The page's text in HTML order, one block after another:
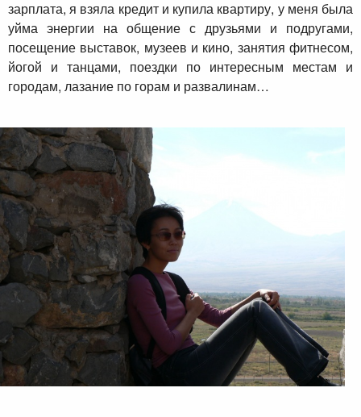
зарплата, я взяла кредит и купила квартиру, у меня была
уйма энергии на общение с друзьями и подругами,
посещение выставок, музеев и кино, занятия фитнесом,
йогой и танцами, поездки по интересным местам и
городам, лазание по горам и развалинам…